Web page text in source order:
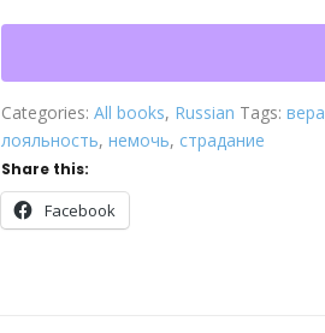
Categories:All books, Russian Tags:вера
лояльность,немочь, страдание
Share this:
Facebook